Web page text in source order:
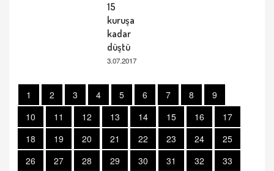
15
kuruşa
kadar
düştü
3.07.2017
1 2 3 4 5 6 7 8
9
10
11 12 13 14 15 16
17
18
19 20 21 22 23 24
25
26
27 28 29 30 31 32
33